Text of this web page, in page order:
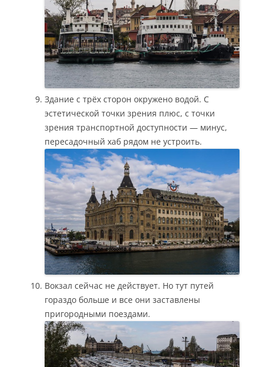
Здание с трёх сторон окружено водой. С
эстетической точки зрения плюс, с точки
зрения транспортной доступности — минус,
пересадочный хаб рядом не устроить.
Вокзал сейчас не действует. Но тут путей
гораздо больше и все они заставлены
пригородными поездами.